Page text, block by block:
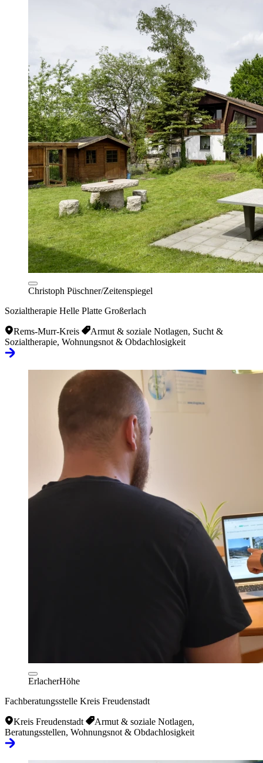
Christoph Püschner/Zeitenspiegel
Sozialtherapie Helle Platte Großerlach
Rems-Murr-Kreis
Armut & soziale Notlagen, Sucht &
Sozialtherapie, Wohnungsnot & Obdachlosigkeit
ErlacherHöhe
Fachberatungsstelle Kreis Freudenstadt
Kreis Freudenstadt
Armut & soziale Notlagen,
Beratungsstellen, Wohnungsnot & Obdachlosigkeit